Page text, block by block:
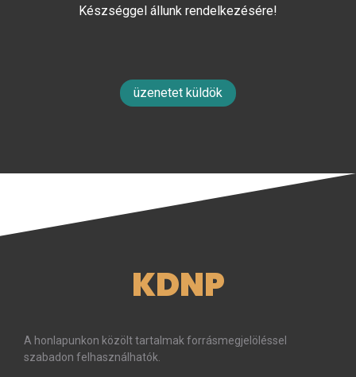
Készséggel állunk rendelkezésére!
üzenetet küldök
KDNP
A honlapunkon közölt tartalmak forrásmegjelöléssel
szabadon felhasználhatók.